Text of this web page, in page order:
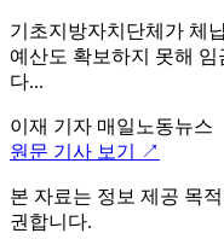
기초지방자치단체가 체
예산도 확보하지 못해
다...
이재 기자 매일노동뉴스
원문 기사 보기 ↗
본 자료는 정보 제공 목
권합니다.